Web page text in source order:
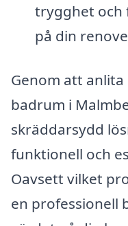
trygghet och
på din
Genom att
badrum i
skräddarsydd
funktionell och
Oavsett vilket
en professionell